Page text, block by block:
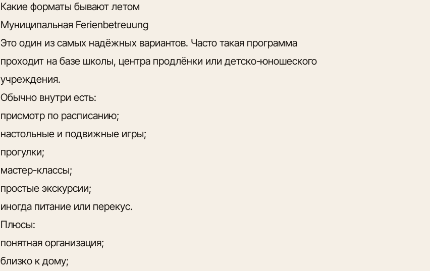
Какие форматы бывают летом
Муниципальная Ferienbetreuung
Это один из самых надёжных вариантов. Часто такая программа
проходит на базе школы, центра продлёнки или детско-юношеского
учреждения.
Обычно внутри есть:
присмотр по расписанию;
настольные и подвижные игры;
прогулки;
мастер-классы;
простые экскурсии;
иногда питание или перекус.
Плюсы:
понятная организация;
близко к дому;